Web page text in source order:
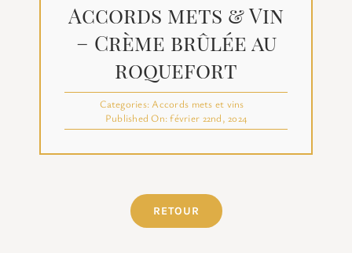
Accords mets & Vin
– Crème brûlée au
roquefort
Categories:Accords mets et vins
Published On: février 22nd, 2024
RETOUR